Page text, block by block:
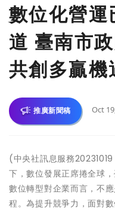
數位化營
道 臺南市
共創多贏機
推廣新聞稿 Oct
(中央社訊息服務
下，數位發展正席捲全球
數位轉型對企業而言，不
程。為提升競爭力，面對